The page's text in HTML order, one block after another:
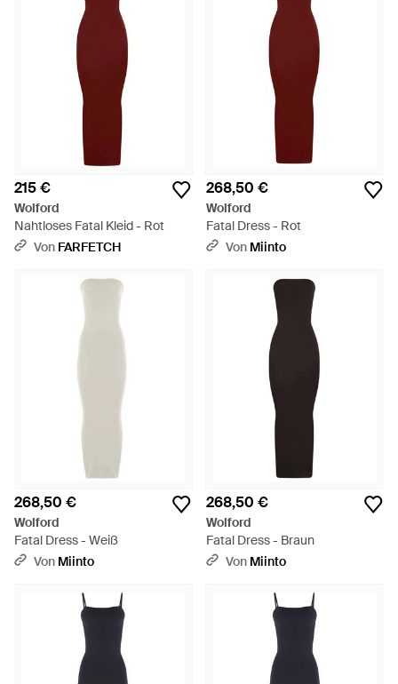
215 €
Wolford
Nahtloses Fatal Kleid - Rot
Von FARFETCH
268,50 €
Wolford
Fatal Dress - Rot
Von Miinto
268,50 €
Wolford
Fatal Dress - Weiß
Von Miinto
268,50 €
Wolford
Fatal Dress - Braun
Von Miinto